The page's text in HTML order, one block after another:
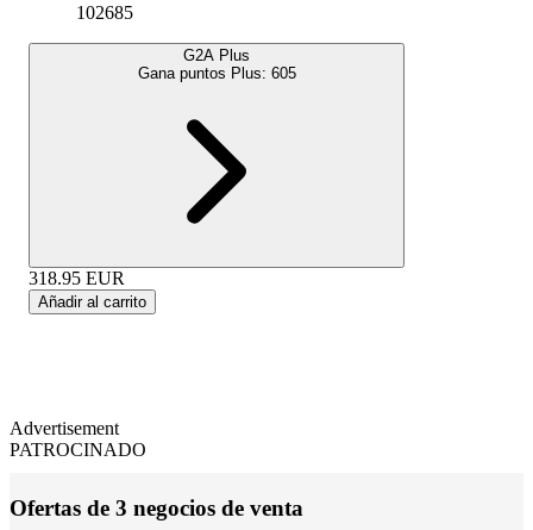
102685
G2A Plus
Gana puntos Plus: 605
318.95 EUR
Añadir al carrito
Advertisement
PATROCINADO
Ofertas de 3 negocios de venta